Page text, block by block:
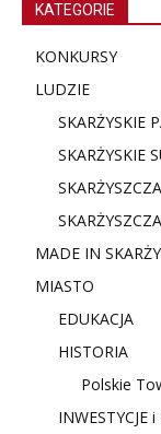
KATEGORIE
KONKURSY
LUDZIE
SKARŻYSKIE
SKARŻYSKIE
MADE IN
MIASTO
EDUKACJA
HISTORIA
Polskie
INWESTYCJE